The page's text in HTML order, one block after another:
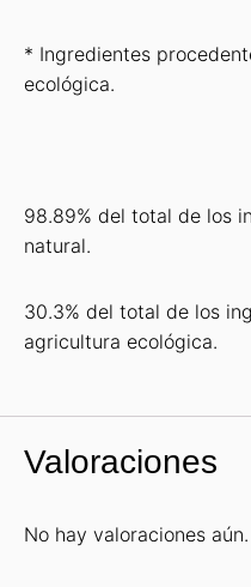
* Ingredientes
ecológica.
98.89% del total de los
natural.
30.3% del total de los
agricultura ecológica.
Valoraciones
No hay valoraciones aún.